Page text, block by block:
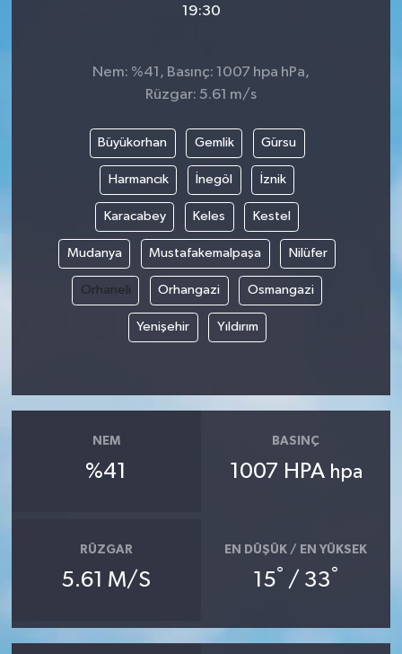
19:30
Nem: %41, Basınç: 1007 hpa hPa,
Rüzgar: 5.61 m/s
Büyükorhan Gemlik Gürsu
Harmancık İnegöl İznik
Karacabey Keles Kestel
Mudanya Mustafakemalpaşa Nilüfer
Orhaneli Orhangazi Osmangazi
Yenişehir Yıldırım
NEM
%41
BASINÇ
1007 HPA hpa
RÜZGAR
5.61 M/S
EN DÜŞÜK / EN YÜKSEK
15° / 33°